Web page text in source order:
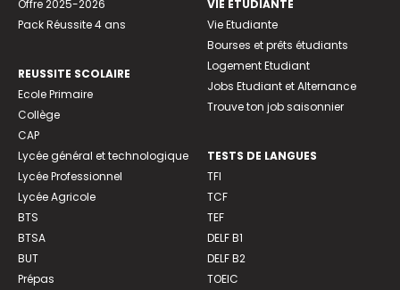
Offre 2025-2026
Pack Réussite 4 ans
REUSSITE SCOLAIRE
Ecole Primaire
Collège
CAP
Lycée général et technologique
Lycée Professionnel
Lycée Agricole
BTS
BTSA
BUT
Prépas
VIE ETUDIANTE
Vie Etudiante
Bourses et prêts étudiants
Logement Etudiant
Jobs Etudiant et Alternance
Trouve ton job saisonnier
TESTS DE LANGUES
TFI
TCF
TEF
DELF B1
DELF B2
TOEIC